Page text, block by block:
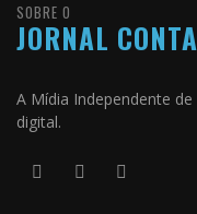
SOBRE O
JORNAL
A Mídia Independente
digital.